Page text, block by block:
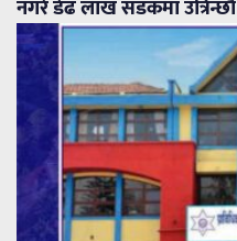
नगरे डेढ लाख सडकमा उत्रिन्छौं